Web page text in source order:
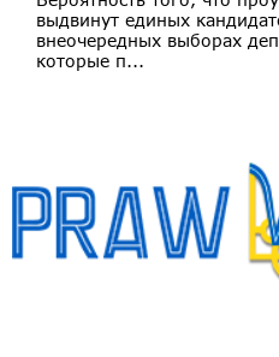
выдвинут единых
внеочередных выборах
которые п...